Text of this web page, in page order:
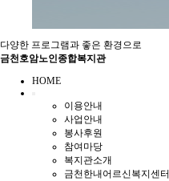
다양한 프로그램과 좋은 환경으로
금천호암노인종합복지관
HOME
이용안내
사업안내
봉사후원
참여마당
복지관소개
금천한내어르신복지센터